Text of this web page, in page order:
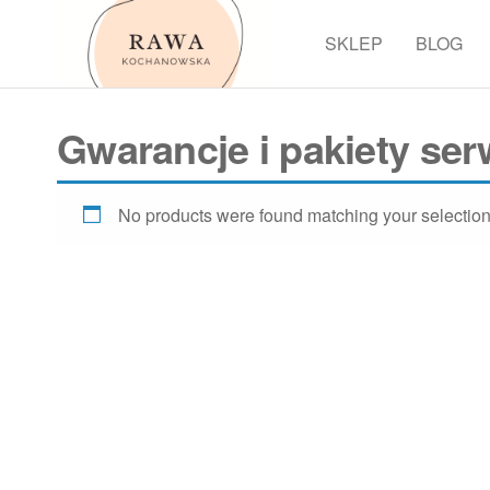
SKLEP BLOG
Gwarancje i pakiety
No products were found matching your